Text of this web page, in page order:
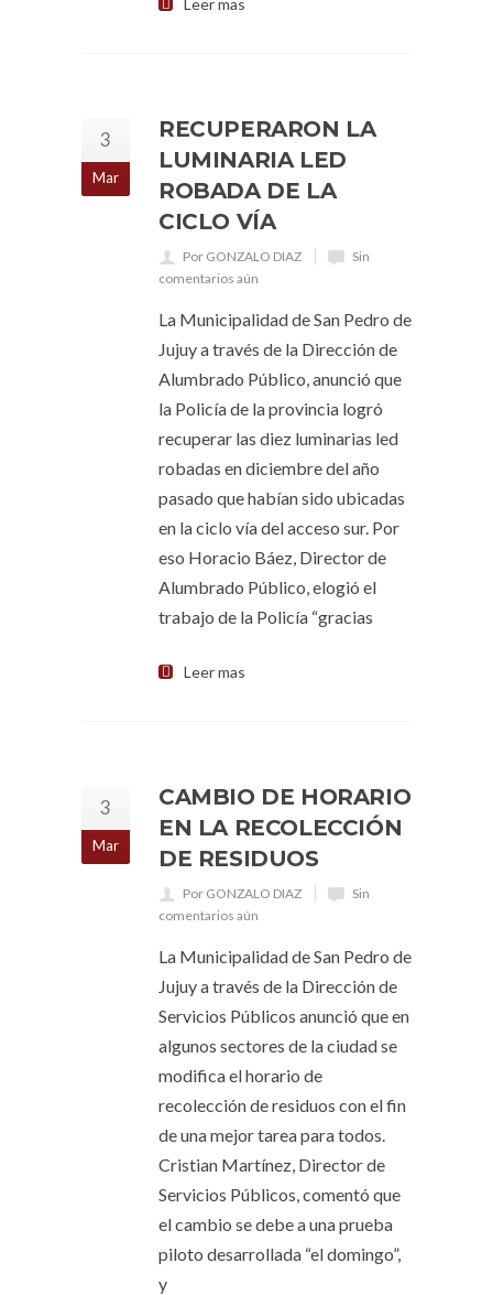
3
Mar
RECUPERARON LA
LUMINARIA LED
ROBADA DE LA
CICLO VÍA
Por GONZALO DIAZ
Sin
comentarios aún
La Municipalidad de San Pedro de
Jujuy a través de la Dirección de
Alumbrado Público, anunció que
la Policía de la provincia logró
recuperar las diez luminarias led
robadas en diciembre del año
pasado que habían sido ubicadas
en la ciclo vía del acceso sur. Por
eso Horacio Báez, Director de
Alumbrado Público, elogió el
trabajo de la Policía “gracias
Leer mas
3
Mar
CAMBIO DE HORARIO
EN LA RECOLECCIÓN
DE RESIDUOS
Por GONZALO DIAZ
Sin
comentarios aún
La Municipalidad de San Pedro de
Jujuy a través de la Dirección de
Servicios Públicos anunció que en
algunos sectores de la ciudad se
modifica el horario de
recolección de residuos con el fin
de una mejor tarea para todos.
Cristian Martínez, Director de
Servicios Públicos, comentó que
el cambio se debe a una prueba
piloto desarrollada “el domingo”,
y